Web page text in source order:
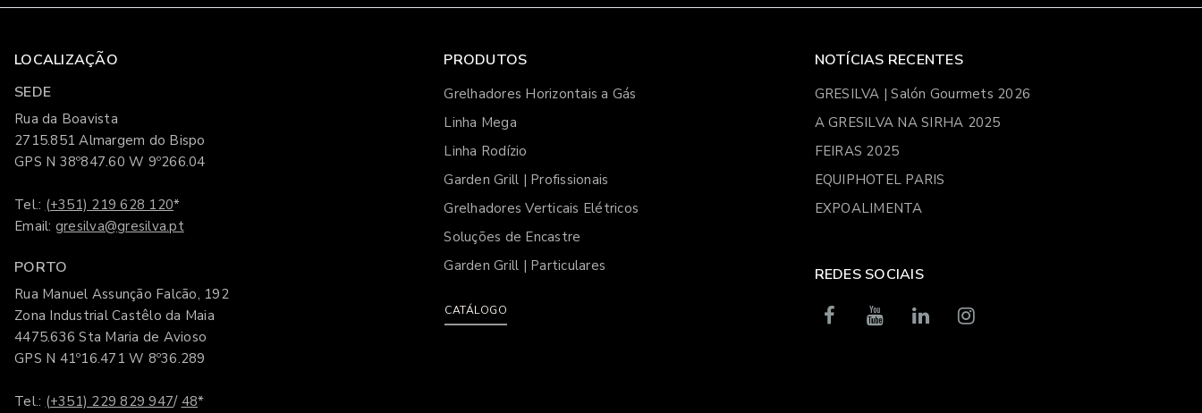
LOCALIZAÇÃO
SEDE
Rua da Boavista
2715.851 Almargem do Bispo
GPS N 38º847.60 W 9º266.04
Tel.: (+351) 219 628 120*
Email: gresilva@gresilva.pt
PORTO
Rua Manuel Assunção Falcão, 192
Zona Industrial Castêlo da Maia
4475.636 Sta Maria de Avioso
GPS N 41º16.471 W 8º36.289
Tel.: (+351) 229 829 947/ 48*
PRODUTOS
Grelhadores Horizontais a Gás
Linha Mega
Linha Rodízio
Garden Grill | Profissionais
Grelhadores Verticais Elétricos
Soluções de Encastre
Garden Grill | Particulares
CATÁLOGO
NOTÍCIAS RECENTES
GRESILVA | Salón Gourmets 2026
A GRESILVA NA SIRHA 2025
FEIRAS 2025
EQUIPHOTEL PARIS
EXPOALIMENTA
REDES SOCIAIS